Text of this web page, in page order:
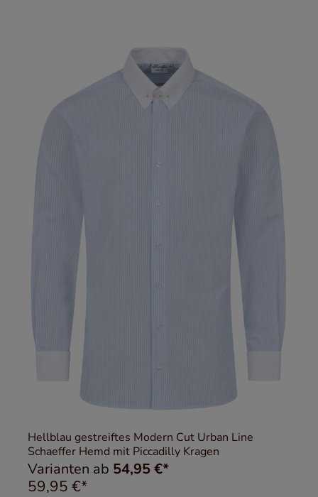
Hellblau gestreiftes Modern Cut Urban Line
Schaeffer Hemd mit Piccadilly Kragen
Varianten ab 54,95 €*
59,95 €*